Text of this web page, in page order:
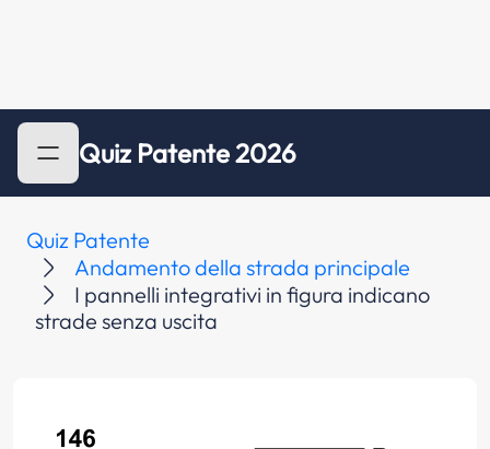
Quiz Patente 2026
Quiz Patente
Andamento della strada principale
I pannelli integrativi in figura indicano
strade senza uscita